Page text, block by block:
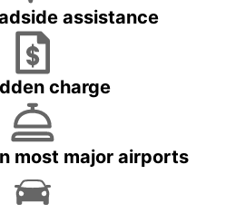
assistance
charge
most major airports